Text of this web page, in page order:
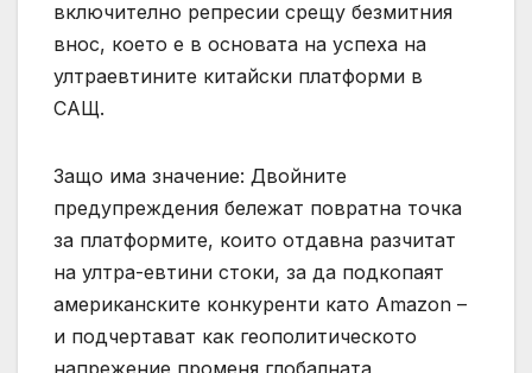
включително репресии срещу безмитния
внос, което е в основата на успеха на
ултраевтините китайски платформи в
САЩ.
Защо има значение: Двойните
предупреждения бележат повратна точка
за платформите, които отдавна разчитат
на ултра-евтини стоки, за да подкопаят
американските конкуренти като Amazon –
и подчертават как геополитическото